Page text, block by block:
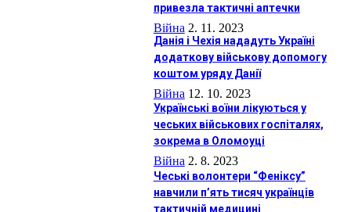
привезла тактичні аптечки
Війна 2. 11. 2023
Данія і Чехія нададуть Україні
додаткову військову допомогу
коштом уряду Данії
Війна 12. 10. 2023
Українські воїни лікуються у
чеських військових госпіталях,
зокрема в Оломоуці
Війна 2. 8. 2023
Чеські волонтери “Феніксу”
навчили п’ять тисяч українців
тактичній медицині